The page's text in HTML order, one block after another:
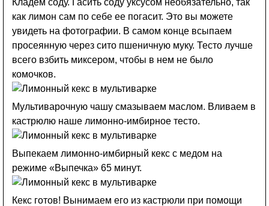
как лимон сам по себе ее погасит. Это вы можете
увидеть на фотографии. В самом конце всыпаем
просеянную через сито пшеничную муку. Тесто лучше
всего взбить миксером, чтобы в нем не было
комочков.
Мультиварочную чашу смазываем маслом. Вливаем в
кастрюлю наше лимонно-имбирное тесто.
Выпекаем лимонно-имбирный кекс с медом на
режиме «Выпечка» 65 минут.
Кекс готов! Вынимаем его из кастрюли при помощи